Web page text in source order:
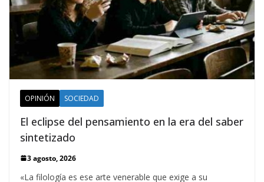
OPINIÓN SOCIEDAD
El eclipse del pensamiento en la era del saber
sintetizado
3 agosto, 2026
«La filología es ese arte venerable que exige a su